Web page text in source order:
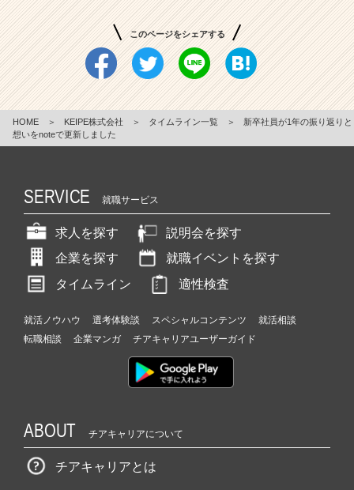
このページをシェアする
HOME ＞ KEIPE株式会社 ＞ タイムライン一覧 ＞
新卒社員が1年の振り返りと
想いをnoteで更新しました
SERVICE 就職サービス
求人を探す
説明会を探す
企業を探す
就職イベントを探す
タイムライン
適性検査
就活ノウハウ 選考体験談 スペシャルコンテンツ
就活相談
転職相談
企業マンガ チアキャリアユーザーガイド
ABOUT チアキャリアについて
チアキャリアとは